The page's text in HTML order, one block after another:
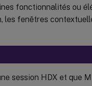
fonctionnalités ou
les fenêtres
session HDX et que